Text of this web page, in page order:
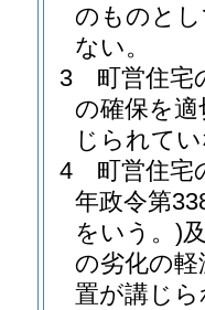
のものと
ない。
3
町営住宅
の確保を
じられて
4
町営住宅
年政令第
をいう。)
の劣化の
置が講じ